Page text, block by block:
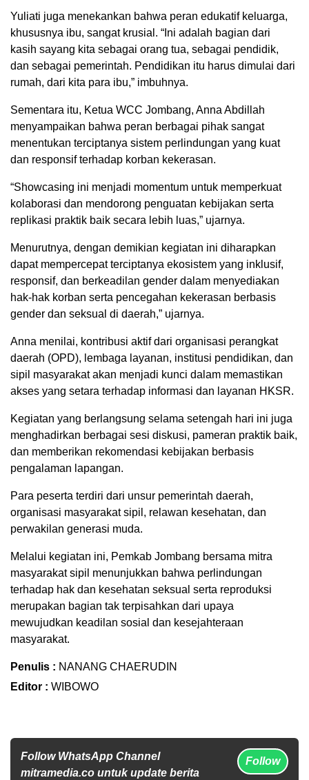
Yuliati juga menekankan bahwa peran edukatif keluarga,
khususnya ibu, sangat krusial. “Ini adalah bagian dari
kasih sayang kita sebagai orang tua, sebagai pendidik,
dan sebagai pemerintah. Pendidikan itu harus dimulai dari
rumah, dari kita para ibu,” imbuhnya.
Sementara itu, Ketua WCC Jombang, Anna Abdillah
menyampaikan bahwa peran berbagai pihak sangat
menentukan terciptanya sistem perlindungan yang kuat
dan responsif terhadap korban kekerasan.
“Showcasing ini menjadi momentum untuk memperkuat
kolaborasi dan mendorong penguatan kebijakan serta
replikasi praktik baik secara lebih luas,” ujarnya.
Menurutnya, dengan demikian kegiatan ini diharapkan
dapat mempercepat terciptanya ekosistem yang inklusif,
responsif, dan berkeadilan gender dalam menyediakan
hak-hak korban serta pencegahan kekerasan berbasis
gender dan seksual di daerah,” ujarnya.
Anna menilai, kontribusi aktif dari organisasi perangkat
daerah (OPD), lembaga layanan, institusi pendidikan, dan
sipil masyarakat akan menjadi kunci dalam memastikan
akses yang setara terhadap informasi dan layanan HKSR.
Kegiatan yang berlangsung selama setengah hari ini juga
menghadirkan berbagai sesi diskusi, pameran praktik baik,
dan memberikan rekomendasi kebijakan berbasis
pengalaman lapangan.
Para peserta terdiri dari unsur pemerintah daerah,
organisasi masyarakat sipil, relawan kesehatan, dan
perwakilan generasi muda.
Melalui kegiatan ini, Pemkab Jombang bersama mitra
masyarakat sipil menunjukkan bahwa perlindungan
terhadap hak dan kesehatan seksual serta reproduksi
merupakan bagian tak terpisahkan dari upaya
mewujudkan keadilan sosial dan kesejahteraan
masyarakat.
Penulis : NANANG CHAERUDIN
Editor : WIBOWO
Follow WhatsApp Channel
mitramedia.co untuk update berita
Follow